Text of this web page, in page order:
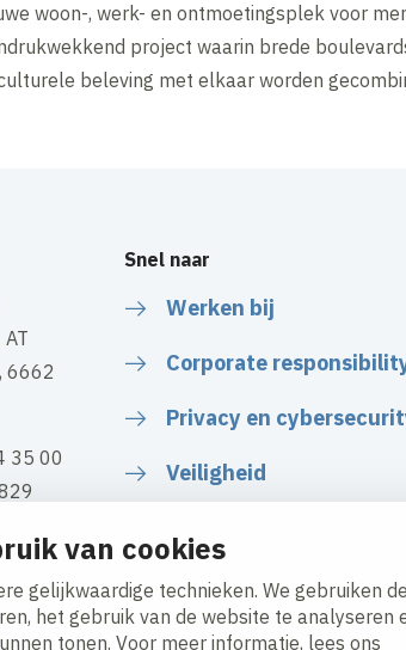
van cookies
gelijkwaardige technieken. We gebruiken
het gebruik van de website te analyseren
tonen. Voor meer informatie, lees ons
woon-, werk- en ontmoetingsplek voor
project waarin brede
beleving met elkaar worden
6662
35 00
Snel naar
Werken bij
Corporate
Privacy en
Veiligheid
Algemene voorwaarden